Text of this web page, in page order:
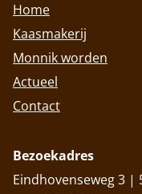
Home
Kaasmakerij
Monnik worden
Actueel
Contact
Bezoekadres
Eindhovenseweg 3 |